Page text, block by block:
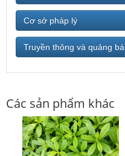
Cơ sở pháp lý
Truyền thông và quảng bá
Các sản phẩm khác